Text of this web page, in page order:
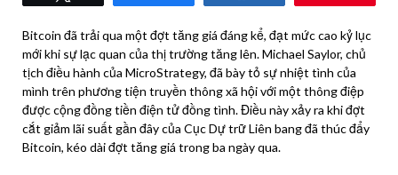
Bitcoin đã trải qua một đợt tăng giá đáng kể, đạt mức cao kỷ lục
mới khi sự lạc quan của thị trường tăng lên. Michael Saylor, chủ
tịch điều hành của MicroStrategy, đã bày tỏ sự nhiệt tình của
mình trên phương tiện truyền thông xã hội với một thông điệp
được cộng đồng tiền điện tử đồng tình. Điều này xảy ra khi đợt
cắt giảm lãi suất gần đây của Cục Dự trữ Liên bang đã thúc đẩy
Bitcoin, kéo dài đợt tăng giá trong ba ngày qua.